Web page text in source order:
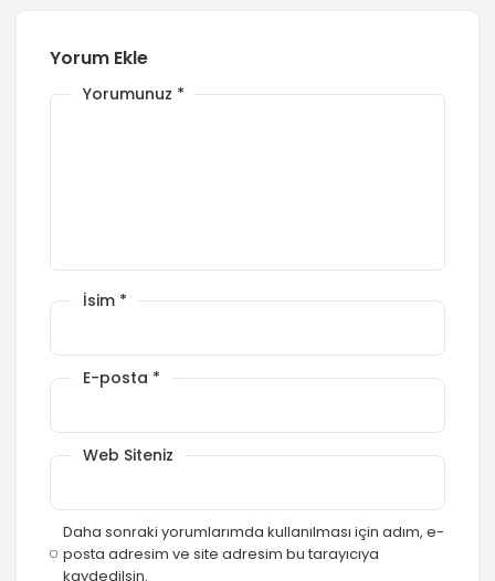
Yorum Ekle
Yorumunuz *
İsim *
E-posta *
Web Siteniz
Daha sonraki yorumlarımda kullanılması için adım, e-
posta adresim ve site adresim bu tarayıcıya
kaydedilsin.